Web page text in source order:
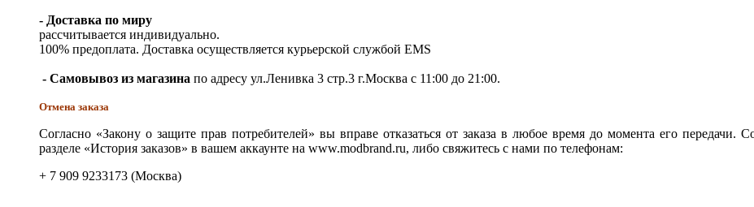
- Доставка по миру
рассчитывается индивидуально.
100% предоплата. Доставка осуществляется курьерской службой EMS
- Самовывоз из магазина по адресу ул.Ленивка 3 стр.3 г.Москва с 11:00 до 21:00.
Отмена заказа
Согласно «Закону о защите прав потребителей» вы вправе отказаться от заказа в любое время до момента его
разделе «История заказов» в вашем аккаунте на www.modbrand.ru, либо свяжитесь с нами по телефонам:
+ 7 909 9233173 (Москва)